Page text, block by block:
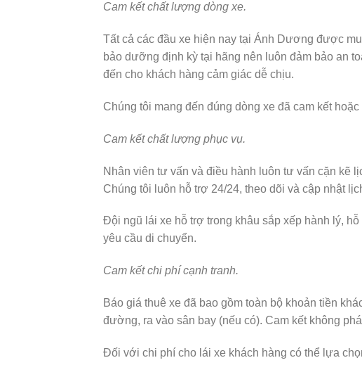
Cam kết chất lượng dòng xe.
Tất cả các đầu xe hiện nay tại Ánh Dương được
bảo dưỡng định kỳ tại hãng nên luôn đảm bảo an
đến cho khách hàng cảm giác dễ chịu.
Chúng tôi mang đến đúng dòng xe đã cam kết
Cam kết chất lượng phục vụ.
Nhân viên tư vấn và điều hành luôn tư vấn cặn kẽ
Chúng tôi luôn hỗ trợ 24/24, theo dõi và cập nhật
Đội ngũ lái xe hỗ trợ trong khâu sắp xếp hành lý,
yêu cầu di chuyển.
Cam kết chi phí cạnh tranh.
Báo giá thuê xe đã bao gồm toàn bộ khoản tiền
đường, ra vào sân bay (nếu có). Cam kết không
Đối với chi phí cho lái xe khách hàng có thể lựa